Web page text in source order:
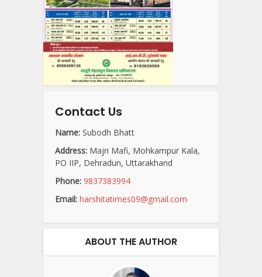
Contact Us
Name: Subodh Bhatt
Address: Majri Mafi, Mohkampur Kala,
PO IIP, Dehradun, Uttarakhand
Phone: 9837383994
Email: harshitatimes09@gmail.com
ABOUT THE AUTHOR